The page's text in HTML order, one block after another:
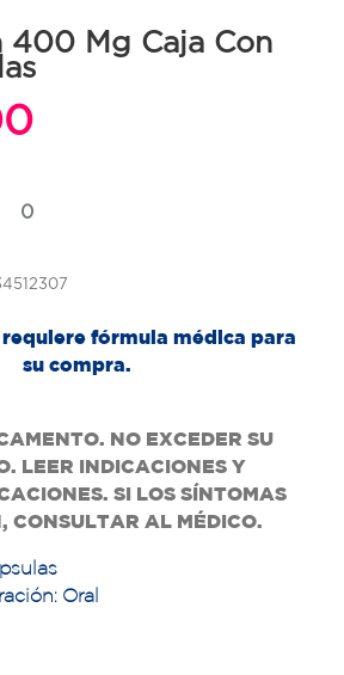
400 Mg Caja Con
0
fórmula médica para
su compra.
NO EXCEDER SU
LEER INDICACIONES Y
SI LOS SÍNTOMAS
CONSULTAR AL MÉDICO.
Oral